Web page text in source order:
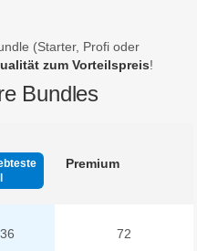
(Starter, Profi oder
zum Vorteilspreis!
Bundles
Premium
36 72